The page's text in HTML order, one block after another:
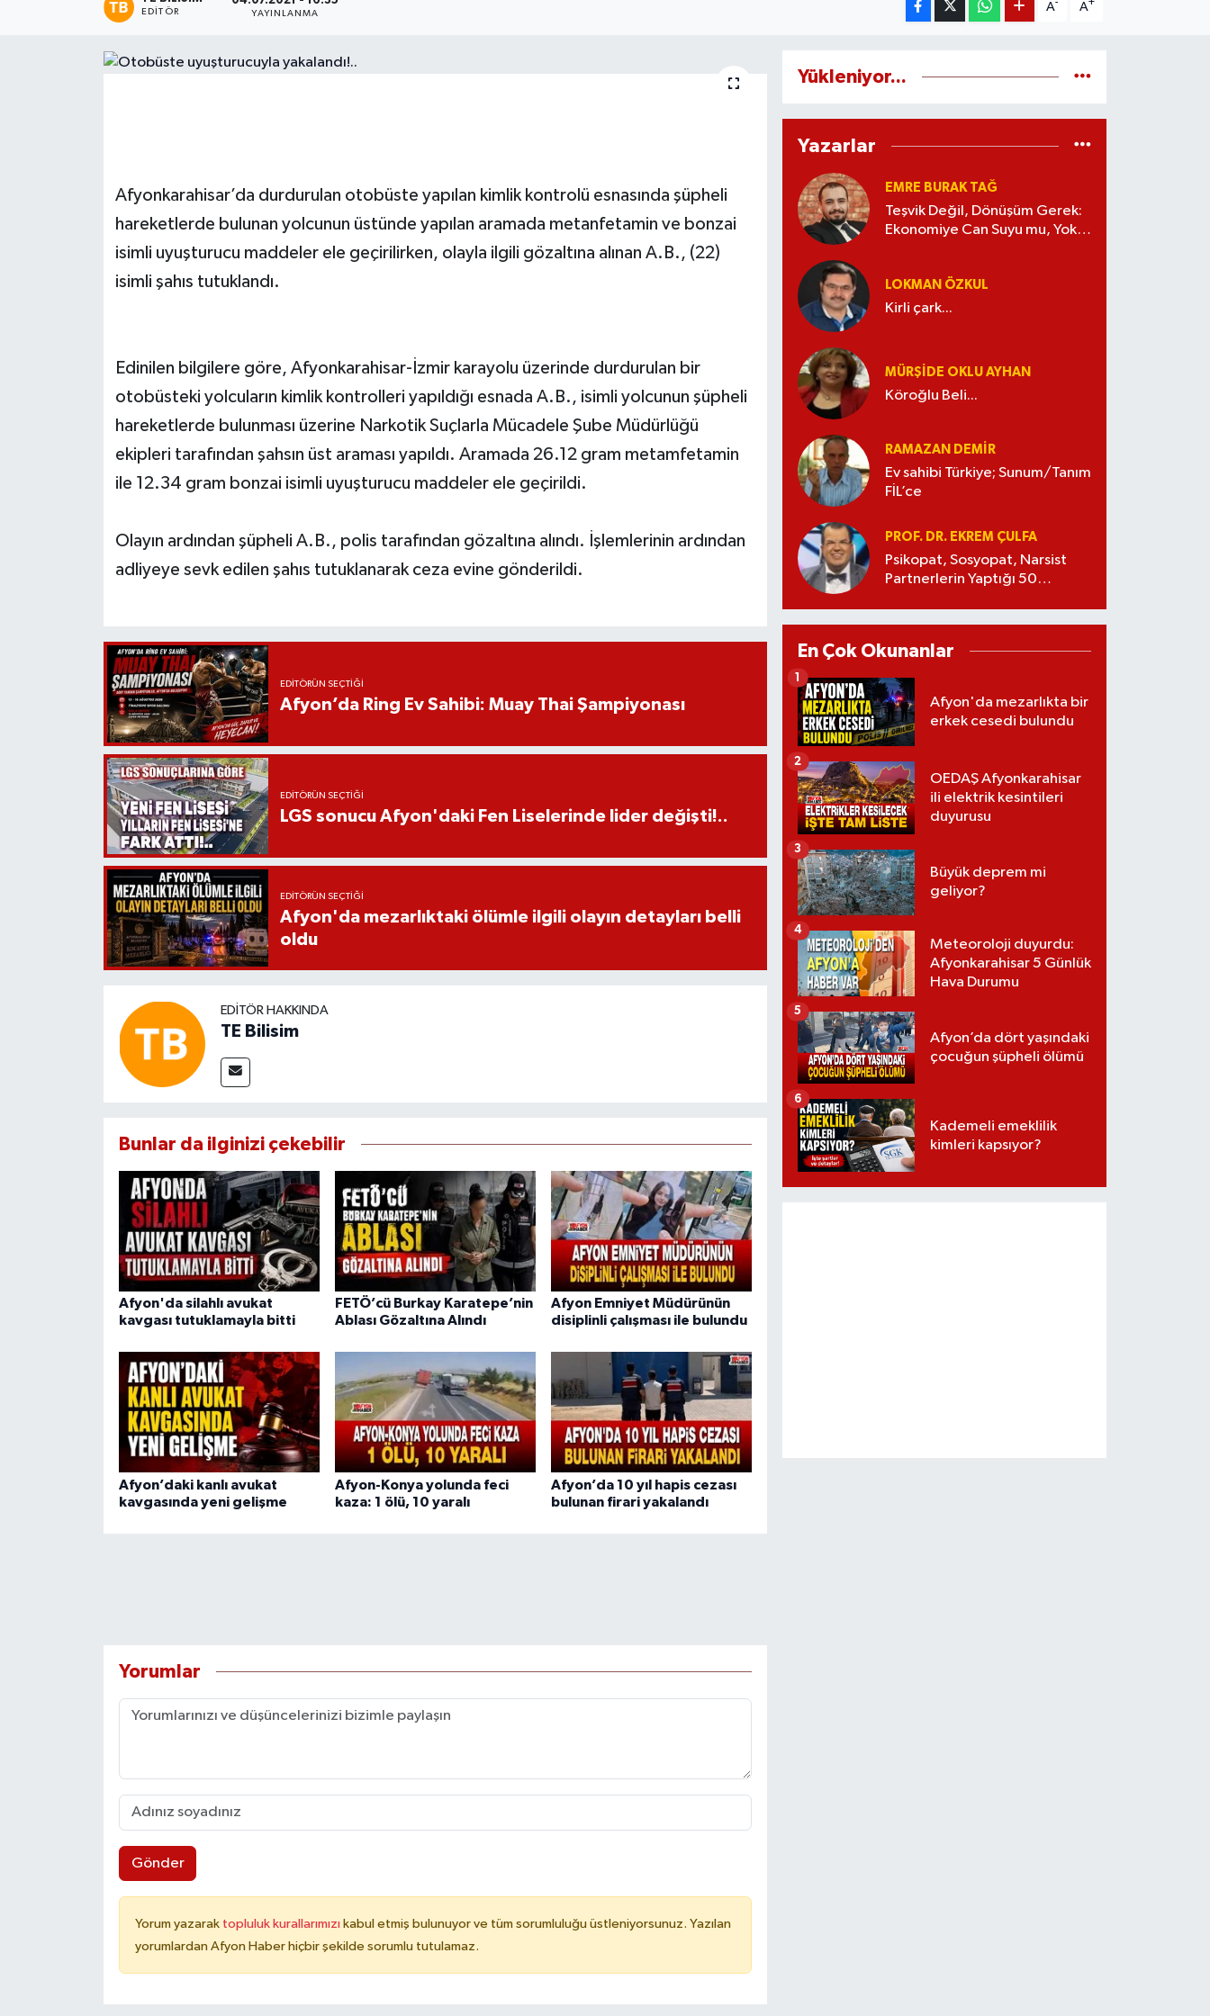
EDITÖR YAYINLANMA
A- A+
Afyonkarahisar’da durdurulan otobüste yapılan kimlik kontrolü esnasında şüpheli
hareketlerde bulunan yolcunun üstünde yapılan aramada metanfetamin ve bonzai
isimli uyuşturucu maddeler ele geçirilirken, olayla ilgili gözaltına alınan A.B., (22)
isimli şahıs tutuklandı.
Edinilen bilgilere göre, Afyonkarahisar-İzmir karayolu üzerinde durdurulan bir
otobüsteki yolcuların kimlik kontrolleri yapıldığı esnada A.B., isimli yolcunun şüpheli
hareketlerde bulunması üzerine Narkotik Suçlarla Mücadele Şube Müdürlüğü
ekipleri tarafından şahsın üst araması yapıldı. Aramada 26.12 gram metamfetamin
ile 12.34 gram bonzai isimli uyuşturucu maddeler ele geçirildi.
Olayın ardından şüpheli A.B., polis tarafından gözaltına alındı. İşlemlerinin ardından
adliyeye sevk edilen şahıs tutuklanarak ceza evine gönderildi.
EDITÖRÜN SEÇTIĞI
Afyon’da Ring Ev Sahibi: Muay Thai Şampiyonası
EDITÖRÜN SEÇTIĞI
LGS sonucu Afyon'daki Fen Liselerinde lider değişti!..
EDITÖRÜN SEÇTIĞI
Afyon'da mezarlıktaki ölümle ilgili olayın detayları belli
oldu
EDITÖR HAKKINDA
TE Bilisim
Bunlar da ilginizi çekebilir
Afyon'da silahlı avukat
kavgası tutuklamayla bitti
FETÖ’cü Burkay Karatepe’nin
Ablası Gözaltına Alındı
Afyon Emniyet Müdürünün
disiplinli çalışması ile bulundu
Afyon’daki kanlı avukat
kavgasında yeni gelişme
Afyon-Konya yolunda feci
kaza: 1 ölü, 10 yaralı
Afyon’da 10 yıl hapis cezası
bulunan firari yakalandı
Yorumlar
Gönder
Yorum yazarak topluluk kurallarımızı kabul etmiş bulunuyor ve tüm sorumluluğu üstleniyorsunuz. Yazılan
yorumlardan Afyon Haber hiçbir şekilde sorumlu tutulamaz.
Yükleniyor...
Yazarlar
EMRE BURAK TAĞ
Teşvik Değil, Dönüşüm Gerek:
Ekonomiye Can Suyu mu, Yoksa
LOKMAN ÖZKUL
Kirli çark...
MÜRŞIDE OKLU AYHAN
Köroğlu Beli...
RAMAZAN DEMİR
Ev sahibi Türkiye; Sunum/Tanım
FİL’ce
PROF. DR. EKREM ÇULFA
Psikopat, Sosyopat, Narsist
Partnerlerin Yaptığı 50
En Çok Okunanlar
Afyon'da mezarlıkta bir
erkek cesedi bulundu
1
OEDAŞ Afyonkarahisar
ili elektrik kesintileri
duyurusu
2
Büyük deprem mi
geliyor?
3
Meteoroloji duyurdu:
Afyonkarahisar 5 Günlük
Hava Durumu
4
Afyon’da dört yaşındaki
çocuğun şüpheli ölümü
5
Kademeli emeklilik
kimleri kapsıyor?
6